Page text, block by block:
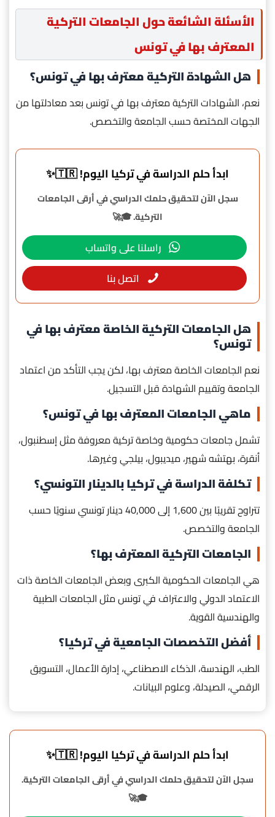
الأسئلة الشائعة حول الجامعات التركية
المعترف بها في تونس
هل الشهادة التركية معترف بها في تونس؟
نعم، الشهادات التركية معترف بها في تونس بعد معادلتها من
الجهات المختصة حسب الجامعة والتخصص.
ابدأ حلم الدراسة في تركيا اليوم! 🇹🇷✨
سجل الآن لتحقيق حلمك الدراسي في أرقى الجامعات
التركية. 🎓🚀
راسلنا على واتساب
اتصل بنا
هل الجامعات التركية الخاصة معترف بها في
تونس؟
نعم الجامعات الخاصة معترف بها، لكن يجب التأكد من اعتماد
الجامعة وتقييم الشهادة قبل التسجيل.
ماهي الجامعات المعترف بها في تونس؟
تشمل جامعات حكومية وخاصة تركية معروفة مثل إسطنبول،
أنقرة، بهتشه شهير، ميديبول، بيلجي وغيرها.
تكلفة الدراسة في تركيا بالدينار التونسي؟
تتراوح تقريبًا بين 1,600 إلى 40,000 دينار تونسي سنويًا حسب
الجامعة والتخصص.
الجامعات التركية المعترف بها؟
هي الجامعات الحكومية الكبرى وبعض الجامعات الخاصة ذات
الاعتماد الدولي والاعتراف في تونس مثل الجامعات الطبية
والهندسية القوية.
أفضل التخصصات الجامعية في تركيا؟
الطب، الهندسة، الذكاء الاصطناعي، إدارة الأعمال، التسويق
الرقمي، الصيدلة، وعلوم البيانات.
ابدأ حلم الدراسة في تركيا اليوم! 🇹🇷✨
سجل الآن لتحقيق حلمك الدراسي في أرقى الجامعات التركية.
🎓🚀